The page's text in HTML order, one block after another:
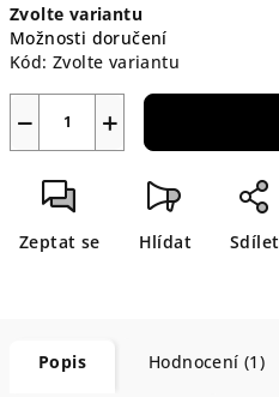
cena:
Zvolte variantu
Možnosti doručení
Kód: Zvolte variantu
+
−
Zeptat se Hlídat Sdílet
Popis Hodnocení (1)